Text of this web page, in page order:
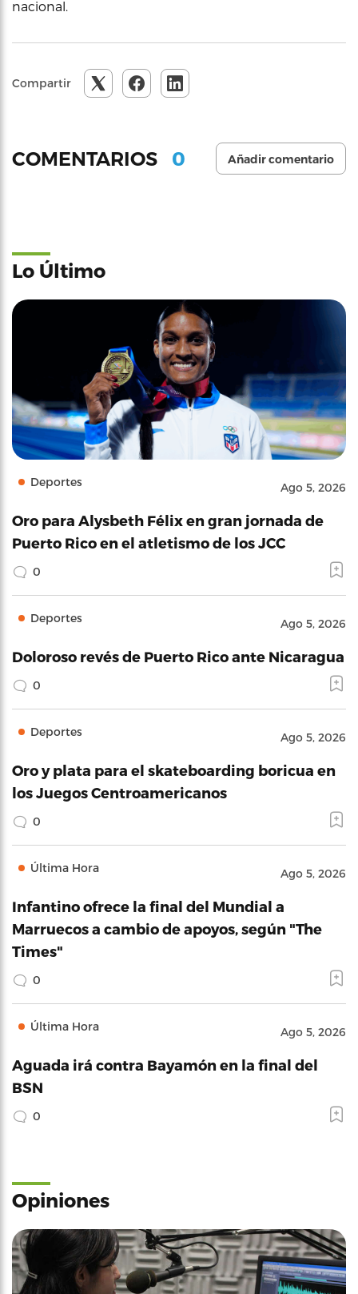
nacional.
Compartir
COMENTARIOS 0 Añadir comentario
Lo Último
Deportes Ago 5, 2026
Oro para Alysbeth Félix en gran jornada de
Puerto Rico en el atletismo de los JCC
0
Deportes Ago 5, 2026
Doloroso revés de Puerto Rico ante Nicaragua
0
Deportes Ago 5, 2026
Oro y plata para el skateboarding boricua en
los Juegos Centroamericanos
0
Última Hora Ago 5, 2026
Infantino ofrece la final del Mundial a
Marruecos a cambio de apoyos, según "The
Times"
0
Última Hora Ago 5, 2026
Aguada irá contra Bayamón en la final del
BSN
0
Opiniones